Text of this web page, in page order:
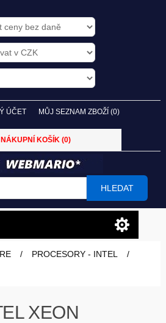
ÚČET MŮJ SEZNAM ZBOŽÍ (0)
NÁKUPNÍ KOŠÍK (0)
HLEDAT
/ PROCESORY - INTEL
/
XEON